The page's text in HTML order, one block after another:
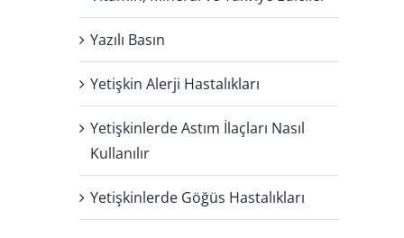
Yazılı Basın
Yetişkin Alerji Hastalıkları
Yetişkinlerde Astım İlaçları Nasıl
Kullanılır
Yetişkinlerde Göğüs Hastalıkları